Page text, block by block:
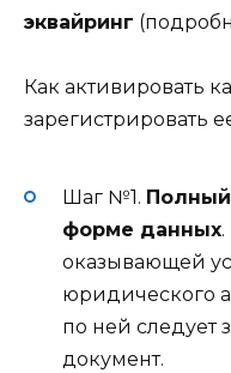
эквайринг
Как активировать
зарегистрировать
Шаг №1. Полный
форме данных.
оказывающей
юридического
по ней следует
документ.